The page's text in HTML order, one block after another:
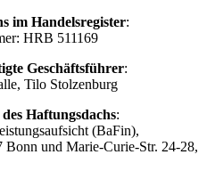
im Handelsregister:
HRB 511169
Geschäftsführer:
Tilo Stolzenburg
Haftungsdachs:
(BaFin),
Bonn und Marie-Curie-Str. 24-28,